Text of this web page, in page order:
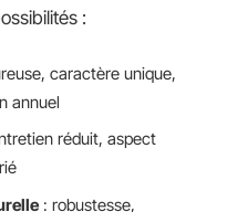
:
caractère unique,
annuel
réduit, aspect
: robustesse,